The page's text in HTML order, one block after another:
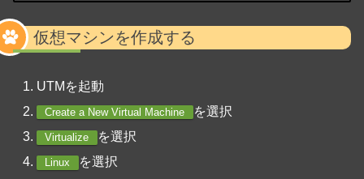
仮想マシンを作成する
UTMを起動
Create a New Virtual Machine を選択
Virtualize を選択
Linux を選択